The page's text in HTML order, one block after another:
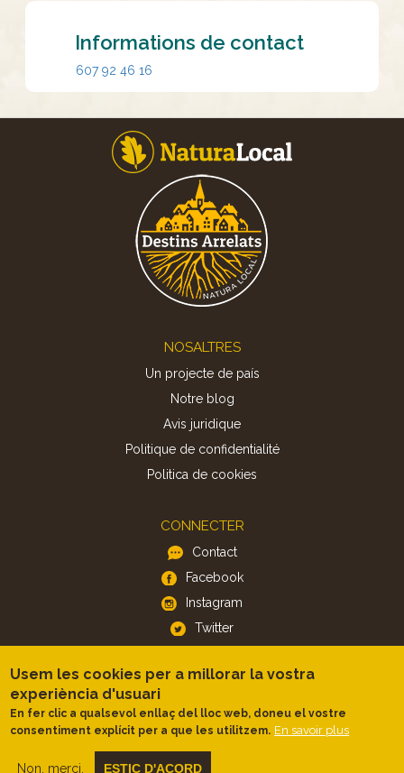
Informations de contact
607 92 46 16
NOSALTRES
Un projecte de país
Notre blog
Avis juridique
Politique de confidentialité
Politica de cookies
CONNECTER
Contact
Facebook
Instagram
Twitter
APP
iOS
Android
Usem les cookies per a millorar la vostra
experiència d'usuari
En fer clic a qualsevol enllaç del lloc web, doneu el vostre
consentiment explícit per a que les utilitzem. En savoir plus
Non, merci. ESTIC D'ACORD